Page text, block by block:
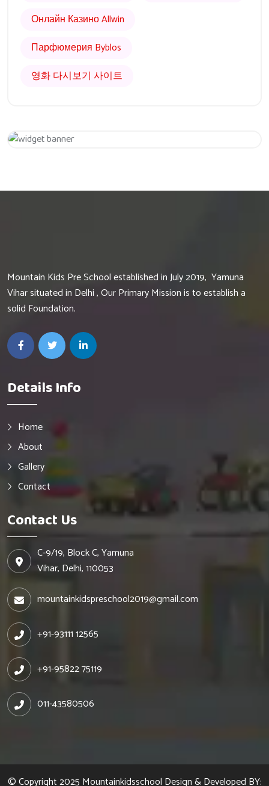
Онлайн Казино Allwin
Парфюмерия Byblos
영화 다시보기 사이트
Mountain Kids Pre School established in July 2019, Yamuna
Vihar situated in Delhi , Our Primary Mission is to establish a
solid Foundation.
Details Info
Home
About
Gallery
Contact
Contact Us
C-9/19, Block C, Yamuna
Vihar, Delhi, 110053
mountainkidspreschool2019@gmail.com
+91-93111 12565
+91-95822 75119
011-43580506
© Copyright 2025 Mountainkidsschool Design & Developed BY: